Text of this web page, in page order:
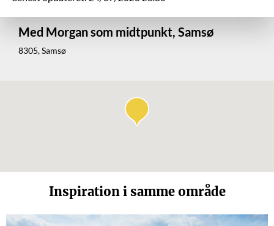
Med Morgan som midtpunkt, Samsø
8305, Samsø
Inspiration i samme område